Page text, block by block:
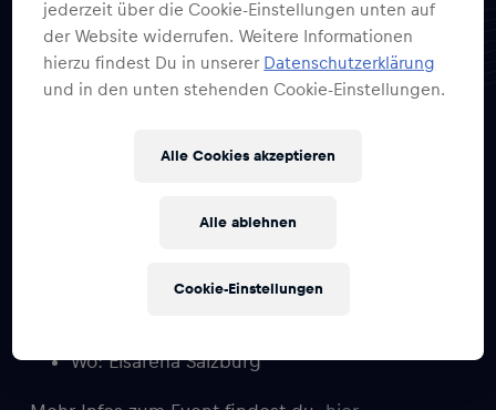
2×2 Tickets EC RBS vs.
ASH
Spieler beim IceHockey-Spektakel des Jahres
Wo: Eisarena Salzburg
jederzeit über die Cookie-Einstellungen unten auf
der Website widerrufen. Weitere Informationen
hierzu findest Du in unserer Datenschutzerklärung
und in den unten stehenden Cookie-Einstellungen.
Alle ablehnen
Alle Cookies akzeptieren
Cookie-Einstellungen